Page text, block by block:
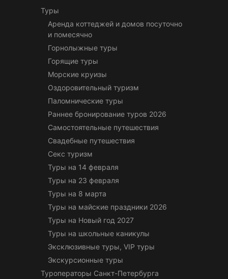
Туры
Аренда коттеджей и домов посуточно
и помесячно
Горнолыжные туры
Горящие туры
Морские круизы
Оздоровительный туризм
Паломнические туры
Раннее бронирование туров 2026
Самостоятельные путешествия
Свадебные путешествия
Секс туризм
Туры на 14 февраля
Туры на 23 февраля
Туры на 8 марта
Туры на майские праздники 2026
Туры на Новый год 2027
Туры на школьные каникулы
Эксклюзивные туры, VIP туры
Экскурсионные туры
Туроператоры Санкт-Петербурга